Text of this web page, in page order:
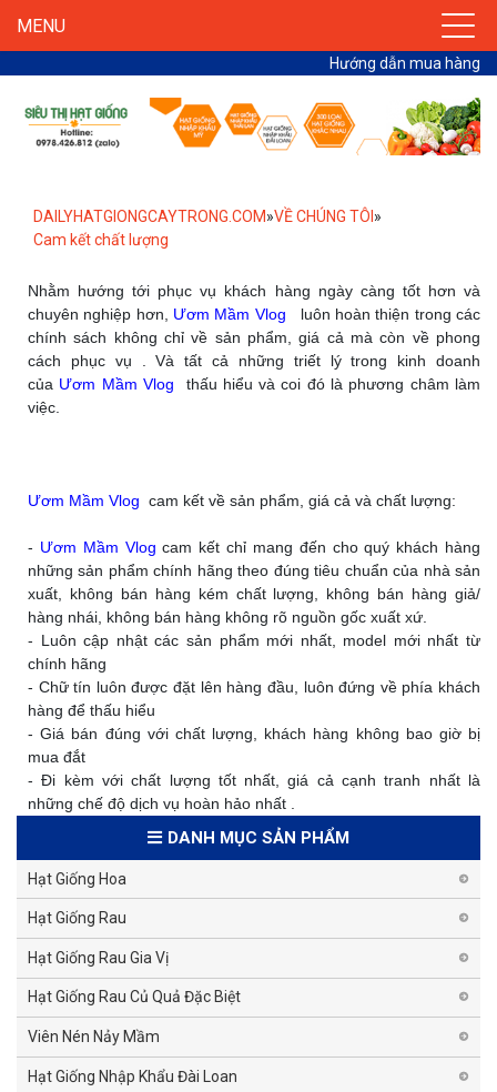
MENU
Hướng dẫn mua hàng
DAILYHATGIONGCAYTRONG.COM»VỀ CHÚNG TÔI »
Cam kết chất lượng
Nhằm hướng tới phục vụ khách hàng ngày càng tốt hơn và
chuyên nghiệp hơn, Ươm Mầm Vlog
luôn hoàn thiện trong các
chính sách không chỉ về sản phẩm, giá cả mà còn về phong
cách phục vụ . Và tất cả những triết lý trong kinh doanh
của Ươm Mầm Vlog
thấu hiểu và coi đó là phương châm làm
việc.
Ươm Mầm Vlog cam kết về sản phẩm, giá cả và chất lượng:
- Ươm Mầm Vlog cam kết chỉ mang đến cho quý khách hàng
những sản phẩm chính hãng theo đúng tiêu chuẩn của nhà sản
xuất, không bán hàng kém chất lượng, không bán hàng giả/
hàng nhái, không bán hàng không rõ nguồn gốc xuất xứ.
- Luôn cập nhật các sản phẩm mới nhất, model mới nhất từ
chính hãng
- Chữ tín luôn được đặt lên hàng đầu, luôn đứng về phía khách
hàng để thấu hiểu
- Giá bán đúng với chất lượng, khách hàng không bao giờ bị
mua đắt
- Đi kèm với chất lượng tốt nhất, giá cả cạnh tranh nhất là
những chế độ dịch vụ hoàn hảo nhất .
DANH MỤC SẢN PHẨM
Hạt Giống Hoa
Hạt Giống Rau
Hạt Giống Rau Gia Vị
Hạt Giống Rau Củ Quả Đặc Biệt
Viên Nén Nảy Mầm
Hạt Giống Nhập Khẩu Đài Loan